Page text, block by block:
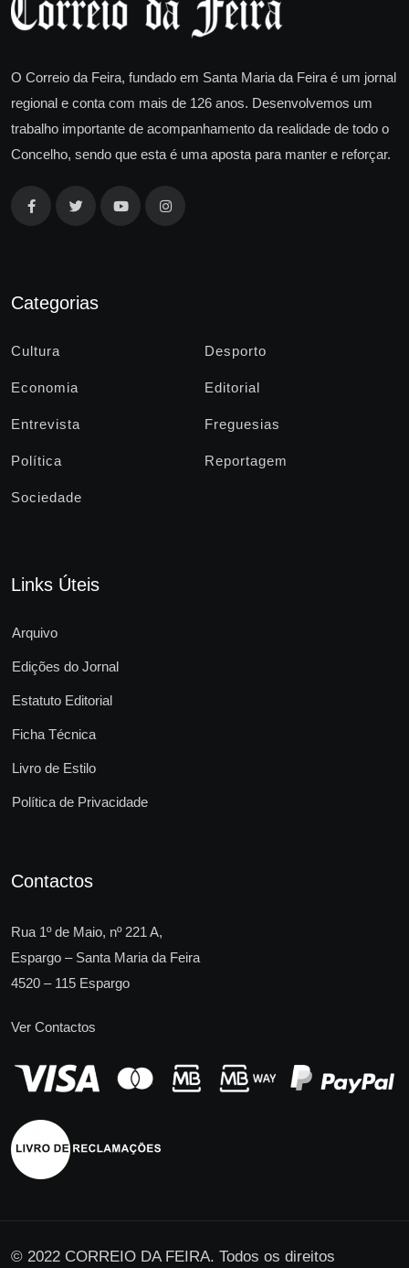
O Correio da Feira, fundado em Santa Maria da Feira é um jornal
regional e conta com mais de 126 anos. Desenvolvemos um
trabalho importante de acompanhamento da realidade de todo o
Concelho, sendo que esta é uma aposta para manter e reforçar.
Categorias
Cultura Desporto
Economia Editorial
Entrevista Freguesias
Política Reportagem
Sociedade
Links Úteis
Arquivo
Edições do Jornal
Estatuto Editorial
Ficha Técnica
Livro de Estilo
Política de Privacidade
Contactos
Rua 1º de Maio, nº 221 A,
Espargo – Santa Maria da Feira
4520 – 115 Espargo
Ver Contactos
© 2022 CORREIO DA FEIRA. Todos os direitos